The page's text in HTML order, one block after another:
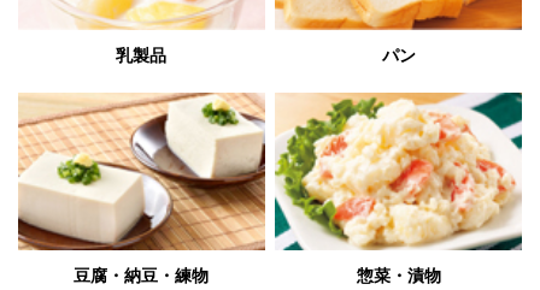
乳製品 パン
豆腐・納豆・練物 惣菜・漬物